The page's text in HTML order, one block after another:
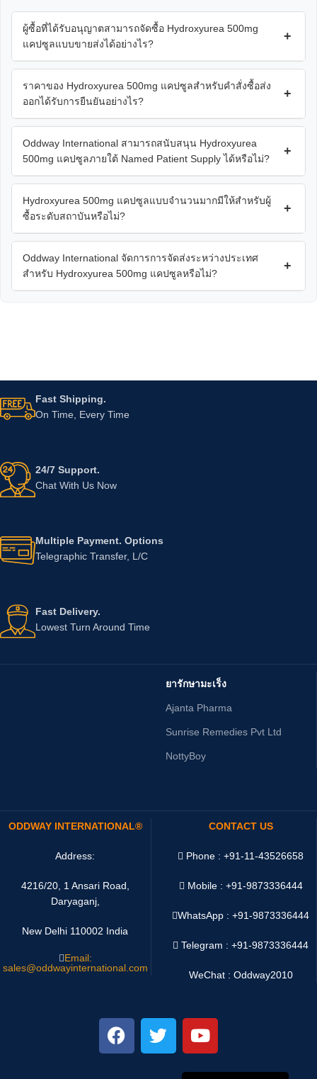
ผู้ซื้อที่ได้รับอนุญาตสามารถจัดซื้อ Hydroxyurea 500mg
แคปซูลแบบขายส่งได้อย่างไร?
+
ราคาของ Hydroxyurea 500mg แคปซูลสำหรับคำสั่งซื้อส่ง
ออกได้รับการยืนยันอย่างไร?
+
Oddway International สามารถสนับสนุน Hydroxyurea
500mg แคปซูลภายใต้ Named Patient Supply ได้หรือไม่?
+
Hydroxyurea 500mg แคปซูลแบบจำนวนมากมีให้สำหรับผู้
ซื้อระดับสถาบันหรือไม่?
+
Oddway International จัดการการจัดส่งระหว่างประเทศ
สำหรับ Hydroxyurea 500mg แคปซูลหรือไม่?
+
Fast Shipping.
On Time, Every Time
24/7 Support.
Chat With Us Now
Multiple Payment. Options
Telegraphic Transfer, L/C
Fast Delivery.
Lowest Turn Around Time
ยารักษามะเร็ง
Ajanta Pharma
Sunrise Remedies Pvt Ltd
NottyBoy
ODDWAY INTERNATIONAL®
Address:
4216/20, 1 Ansari Road,
Daryaganj,
New Delhi 110002 India
Email:
sales@oddwayinternational.com
CONTACT US
Phone : +91-11-43526658
Mobile : +91-9873336444
WhatsApp :+91-9873336444
Telegram : +91-9873336444
WeChat : Oddway2010